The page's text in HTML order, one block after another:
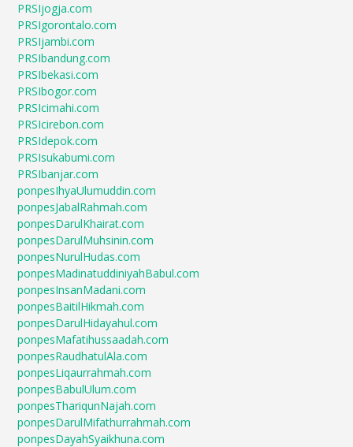
PRSIjogja.com
PRSIgorontalo.com
PRSIjambi.com
PRSIbandung.com
PRSIbekasi.com
PRSIbogor.com
PRSIcimahi.com
PRSIcirebon.com
PRSIdepok.com
PRSIsukabumi.com
PRSIbanjar.com
ponpesIhyaUlumuddin.com
ponpesJabalRahmah.com
ponpesDarulKhairat.com
ponpesDarulMuhsinin.com
ponpesNurulHudas.com
ponpesMadinatuddiniyahBabul.com
ponpesInsanMadani.com
ponpesBaitilHikmah.com
ponpesDarulHidayahul.com
ponpesMafatihussaadah.com
ponpesRaudhatulAla.com
ponpesLiqaurrahmah.com
ponpesBabulUlum.com
ponpesThariqunNajah.com
ponpesDarulMifathurrahmah.com
ponpesDayahSyaikhuna.com